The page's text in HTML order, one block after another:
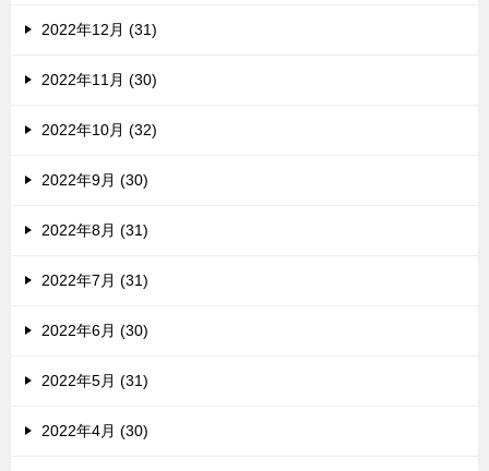
2022年12月 (31)
2022年11月 (30)
2022年10月 (32)
2022年9月 (30)
2022年8月 (31)
2022年7月 (31)
2022年6月 (30)
2022年5月 (31)
2022年4月 (30)